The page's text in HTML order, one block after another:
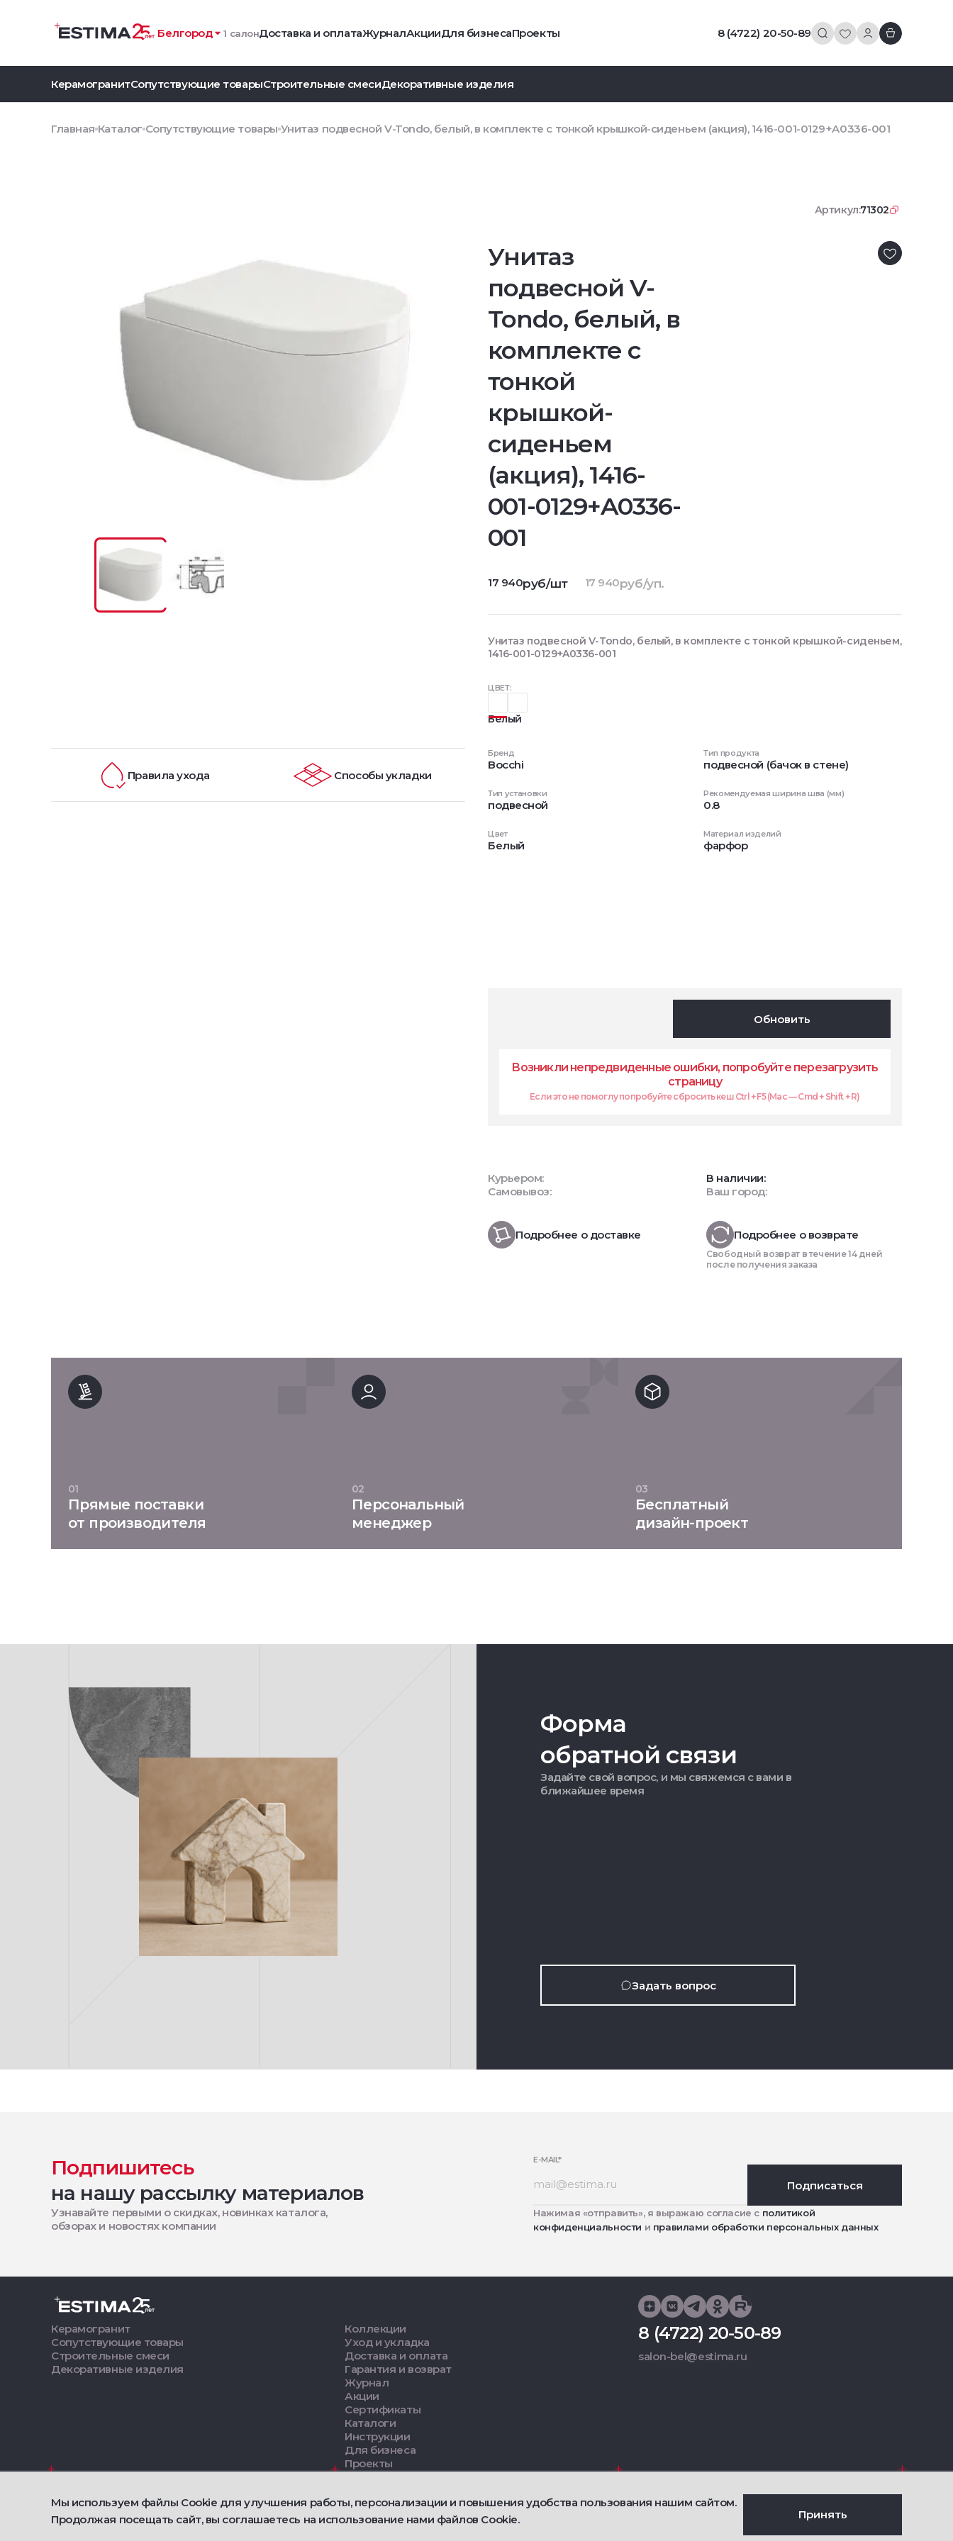
Белгород 1 салонДоставка и оплатаЖурналАкцииДля бизнесаПроекты 8 (4722) 20-50-89
КерамогранитСопутствующие товарыСтроительные смесиДекоративные изделия
Главная Каталог Сопутствующие товары Унитаз подвесной V-Tondo, белый, в комплекте с тонкой крышкой-сиденьем (акция), 1416-001-0129+A0336-001
Артикул:71302
Унитаз
подвесной V-
Tondo, белый, в
комплекте с
тонкой
крышкой-
сиденьем
(акция), 1416-
001-0129+A0336-
001
ЦВЕТ:
Белый
Бренд
Bocchi
Тип продукта
подвесной (бачок в стене)
Тип установки
подвесной
Рекомендуемая ширина шва (мм)
0.8
Цвет
Белый
Материал изделий
фарфор
17 940руб/шт 17 940руб/уп.
Обновить
Возникли непредвиденные ошибки, попробуйте перезагрузить
страницу
Если это не помоглу попробуйте сбросить кеш Ctrl + F5 (Mac — Cmd + Shift + R)
Курьером:
Самовывоз:
В наличии:
Ваш город:
Подробнее о доставке Подробнее о возврате
Свободный возврат в течение 14 дней
после получения заказа
Унитаз подвесной V-Tondo, белый, в комплекте с тонкой крышкой-сиденьем,
1416-001-0129+A0336-001
Правила ухода Способы укладки
01
Прямые поставки
от производителя
02
Персональный
менеджер
03
Бесплатный
дизайн-проект
Форма
обратной связи
Задайте свой вопрос, и мы свяжемся с вами в
ближайшее время
Задать вопрос
Подпишитесь
на нашу рассылку материалов
Узнавайте первыми о скидках, новинках каталога,
обзорах и новостях компании
E-MAIL*
Подписаться
Нажимая «отправить», я выражаю согласие с политикой
конфиденциальности и правилами обработки персональных данных
Керамогранит
Сопутствующие товары
Строительные смеси
Декоративные изделия
Коллекции
Уход и укладка
Доставка и оплата
Гарантия и возврат
Журнал
Акции
Сертификаты
Каталоги
Инструкции
Для бизнеса
Проекты
8 (4722) 20-50-89
salon-bel@estima.ru
2021 — 2026 © Estima Сделано
Мы используем файлы Cookie для улучшения работы, персонализации и повышения удобства пользования нашим сайтом.
Продолжая посещать сайт, вы соглашаетесь на использование нами файлов Cookie.
Принять